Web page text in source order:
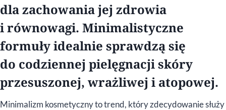
dla zachowania jej zdrowia
i równowagi. Minimalistyczne
formuły idealnie sprawdzą się
do codziennej pielęgnacji skóry
przesuszonej, wrażliwej i atopowej.
Minimalizm kosmetyczny to trend, który zdecydowanie służy